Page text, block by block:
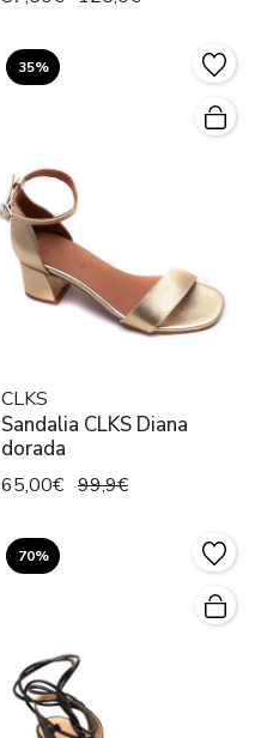
35%
CLKS
Sandalia CLKS Diana
dorada
65,00€ 99,9€
70%